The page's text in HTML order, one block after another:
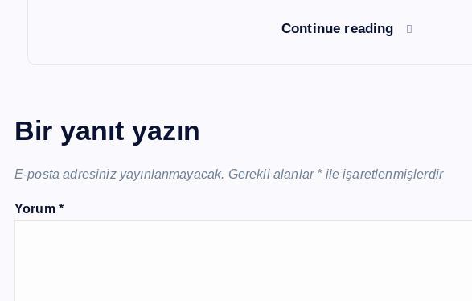
Continue reading
Bir yanıt yazın
E-posta adresiniz yayınlanmayacak. Gerekli alanlar *ile işaretlenmişlerdir
Yorum *